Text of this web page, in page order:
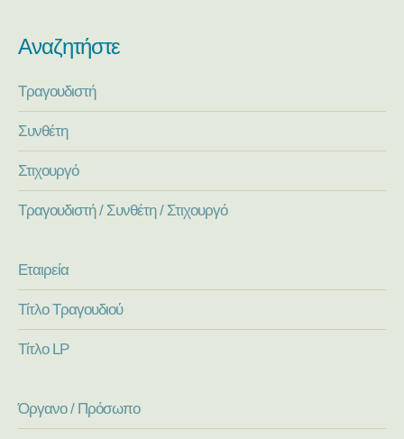
Αναζητήστε
Τραγουδιστή
Συνθέτη
Στιχουργό
Τραγουδιστή / Συνθέτη / Στιχουργό
Εταιρεία
Τίτλο Τραγουδιού
Τίτλο LP
Όργανο / Πρόσωπο